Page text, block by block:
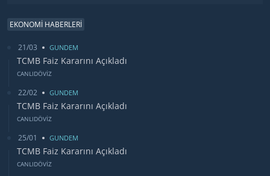
EKONOMİ HABERLERİ
21/03 GUNDEM
TCMB Faiz Kararını Açıkladı
CANLIDÖVİZ
22/02 GUNDEM
TCMB Faiz Kararını Açıkladı
CANLIDÖVİZ
25/01 GUNDEM
TCMB Faiz Kararını Açıkladı
CANLIDÖVİZ